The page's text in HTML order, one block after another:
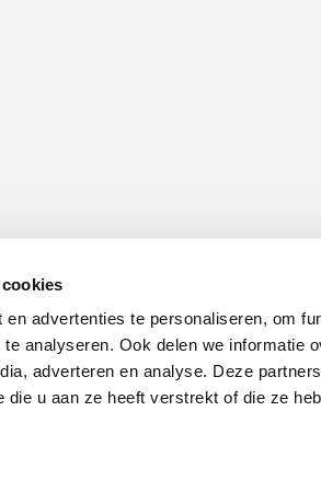
advertenties te personaliseren, om
analyseren. Ook delen we informatie
adverteren en analyse. Deze
die u aan ze heeft verstrekt of die ze